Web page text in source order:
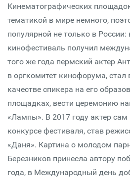
Кинематографических
тематикой в мире немного,
популярной не только в России:
кинофестиваль получил
того же года пермский актер
в оргкомитет кинофорума, стал
качестве спикера на его
площадках, вести церемонию
«Лампы». В 2017 году актер сам
конкурсе фестиваля, став
«Даня». Картина о молодом
Березников принесла автору
года, в Международный день